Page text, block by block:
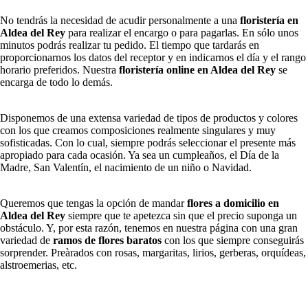
No tendrás la necesidad de acudir personalmente a una floristería en
Aldea del Rey para realizar el encargo o para pagarlas. En sólo unos
minutos podrás realizar tu pedido. El tiempo que tardarás en
proporcionarnos los datos del receptor y en indicarnos el día y el rango
horario preferidos. Nuestra floristería online en Aldea del Rey se
encarga de todo lo demás.
Disponemos de una extensa variedad de tipos de productos y colores
con los que creamos composiciones realmente singulares y muy
sofisticadas. Con lo cual, siempre podrás seleccionar el presente más
apropiado para cada ocasión. Ya sea un cumpleaños, el Día de la
Madre, San Valentín, el nacimiento de un niño o Navidad.
Queremos que tengas la opción de mandarflores a domicilio en
Aldea del Rey siempre que te apetezca sin que el precio suponga un
obstáculo. Y, por esta razón, tenemos en nuestra página con una gran
variedad de ramos de flores baratos con los que siempre conseguirás
sorprender. Preàrados con rosas, margaritas, lirios, gerberas, orquídeas,
alstroemerias, etc.